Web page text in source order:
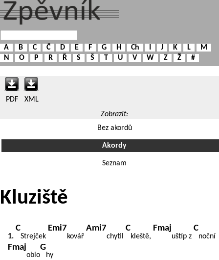
A B C Č D E F G H Ch I J K L
M
N
O P R Ř S Š T U V W Z Ž #
PDF
XML
Zobrazit:
Bez akordů
Akordy
Seznam
Kluziště
1.
C
Strejček
Emi7
kovář
Ami7
chytil
C
kleště,
Fmaj
uštíp z
C
noční
Fmaj
oblo
G
hy